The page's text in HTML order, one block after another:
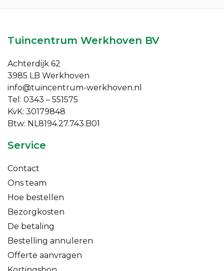
Tuincentrum Werkhoven BV
Achterdijk 62
3985 LB Werkhoven
info@tuincentrum-werkhoven.nl
Tel: 0343 – 551575
KvK: 30179848
Btw: NL8194.27.743.B01
Service
Contact
Ons team
Hoe bestellen
Bezorgkosten
De betaling
Bestelling annuleren
Offerte aanvragen